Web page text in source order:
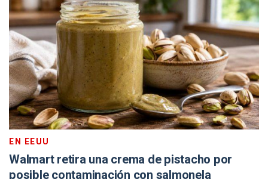
EN EEUU
Walmart retira una crema de pistacho por
posible contaminación con salmonela